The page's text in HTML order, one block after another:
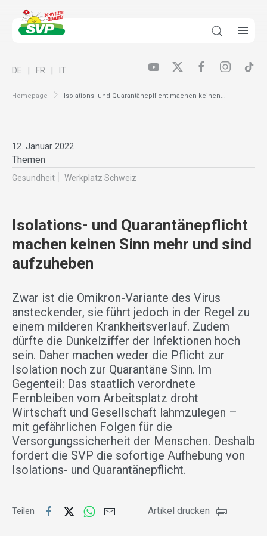
Homepage Isolations- und Quarantänepflicht machen keinen...
DE FR IT
12. Januar 2022
Themen
Gesundheit Werkplatz Schweiz
Isolations- und Quarantänepflicht
machen keinen Sinn mehr und sind
aufzuheben
Zwar ist die Omikron-Variante des Virus
ansteckender, sie führt jedoch in der Regel zu
einem milderen Krankheitsverlauf. Zudem
dürfte die Dunkelziffer der Infektionen hoch
sein. Daher machen weder die Pflicht zur
Isolation noch zur Quarantäne Sinn. Im
Gegenteil: Das staatlich verordnete
Fernbleiben vom Arbeitsplatz droht
Wirtschaft und Gesellschaft lahmzulegen –
mit gefährlichen Folgen für die
Versorgungssicherheit der Menschen. Deshalb
fordert die SVP die sofortige Aufhebung von
Isolations- und Quarantänepflicht.
Teilen Artikel drucken